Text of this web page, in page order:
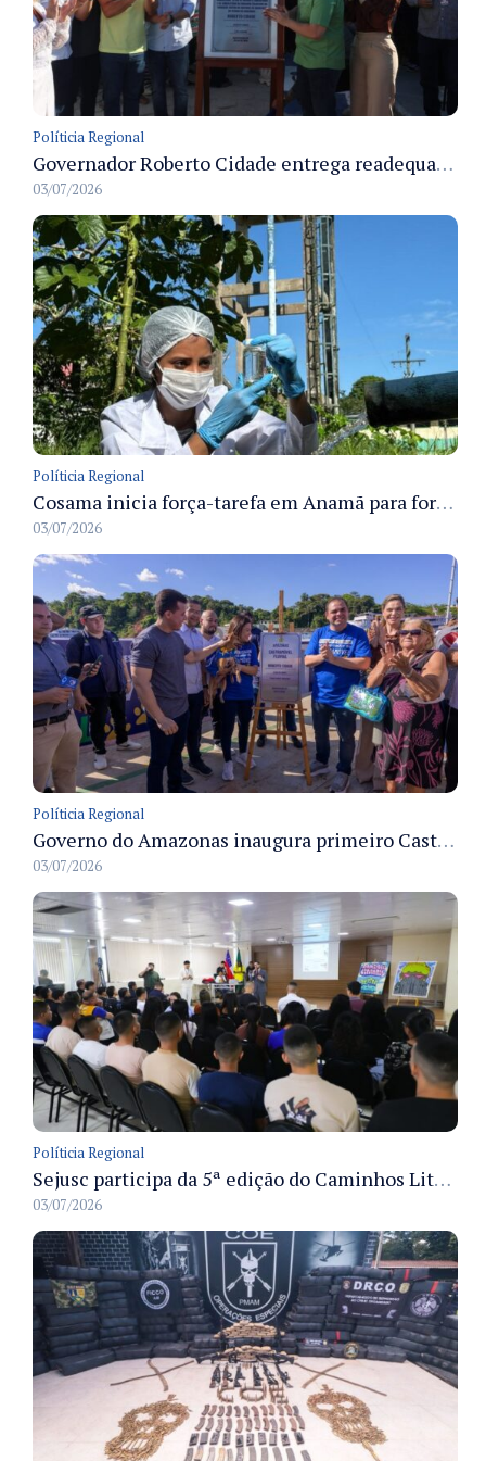
Políticia Regional
Governador Roberto Cidade entrega readequação do ambulatório da FCecon e amplia capacidade de atendimento oncológico em Manaus
03/07/2026
Políticia Regional
Cosama inicia força-tarefa em Anamã para fortalecer abastecimento de água e segurança hídrica da população
03/07/2026
Políticia Regional
Governo do Amazonas inaugura primeiro Castramóvel Fluvial para atendimento veterinário às comunidades ribeirinhas e castração gratuita
03/07/2026
Políticia Regional
Sejusc participa da 5ª edição do Caminhos Literários com foco na cultura hip-hop nas unidades socioeducativas
03/07/2026